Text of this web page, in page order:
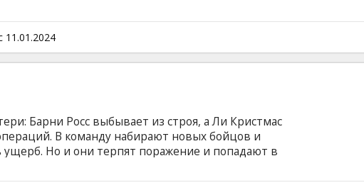
11.01.2024
Барни Росс выбывает из строя, а Ли Кристмас
В команду набирают новых бойцов и
Но и они терпят поражение и попадают в
команду, попутно предотвратив глобальную